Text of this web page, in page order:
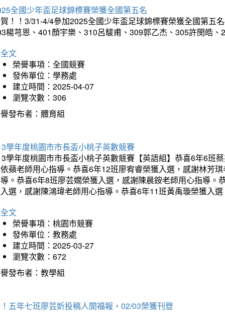
全國少年盃足球錦標賽榮獲全國第五名
！！3/31-4/4參加2025全國少年盃足球錦標賽榮獲全國第五
楊芎恩、401顏宇樂、310呂駿甫、309郭乙杰、305許閔皓
文
榮譽事項：全國競賽
發佈單位：學務處
建立時間：2025-04-07
瀏覽次數：306
發布者：體育組
學年度桃園市市長盃小桃子英數競賽
學年度桃園市市長盃小桃子英數競賽【英語組】恭喜6年6班
蘋老師用心指導。恭喜6年12班廖宥睿榮獲入選，感謝林芳
。恭喜6年8班廖芸嫺榮獲入選，感謝陳晨銨老師用心指導
選，感謝陳鴻瑋老師用心指導。恭喜6年11班黃禹璇榮獲入
文
榮譽事項：桃園市競賽
發佈單位：教務處
建立時間：2025-03-27
瀏覽次數：672
發布者：教學組
五年七班廖芸妡投稿人間福報，02/03榮獲刊登